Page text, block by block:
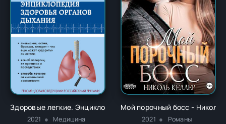
Здоровые легкие. Энциклопедия здоровья органов
2021 Медицина
Мой порочный босс - Николь
2021 Романы